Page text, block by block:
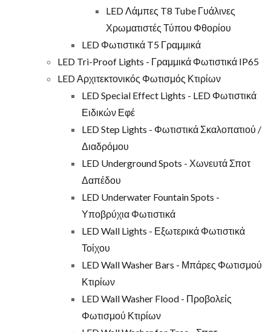
LED Λάμπες T8 Tube Γυάλινες
Χρωματιστές Τύπου Φθορίου
LED Φωτιστικά T5 Γραμμικά
LED Tri-Proof Lights - Γραμμικά Φωτιστικά IP65
LED Αρχιτεκτονικός Φωτισμός Κτιρίων
LED Special Effect Lights - LED Φωτιστικά
Ειδικών Εφέ
LED Step Lights - Φωτιστικά Σκαλοπατιού /
Διαδρόμου
LED Underground Spots - Χωνευτά Σποτ
Δαπέδου
LED Underwater Fountain Spots -
Υποβρύχια Φωτιστικά
LED Wall Lights - Εξωτερικά Φωτιστικά
Τοίχου
LED Wall Washer Bars - Μπάρες Φωτισμού
Κτιρίων
LED Wall Washer Flood - Προβολείς
Φωτισμού Κτιρίων